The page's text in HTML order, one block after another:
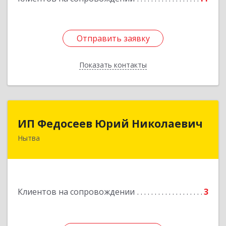
Отправить заявку
Показать контакты
Отправить заявку
Назад
ИП Федосеев Юрий Николаевич
Нытва
Клиентов на сопровождении 3
ИП Федосеев Юрий Николаевич